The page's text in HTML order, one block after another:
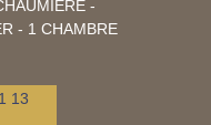
-
- 1 CHAMBRE
13